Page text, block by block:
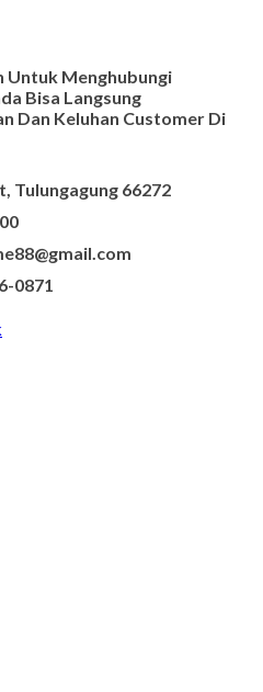
Untuk Menghubungi
Bisa Langsung
Dan Keluhan Customer Di
Tulungagung 66272
0871